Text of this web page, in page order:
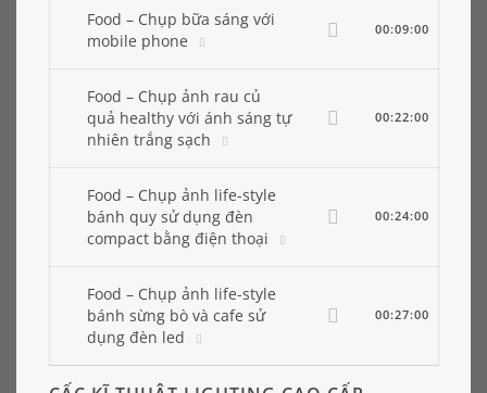
Food – Chụp bữa sáng với
mobile phone
00:09:00
Food – Chụp ảnh rau củ
quả healthy với ánh sáng tự
nhiên trắng sạch
00:22:00
Food – Chụp ảnh life-style
bánh quy sử dụng đèn
compact bằng điện thoại
00:24:00
Food – Chụp ảnh life-style
bánh sừng bò và cafe sử
dụng đèn led
00:27:00